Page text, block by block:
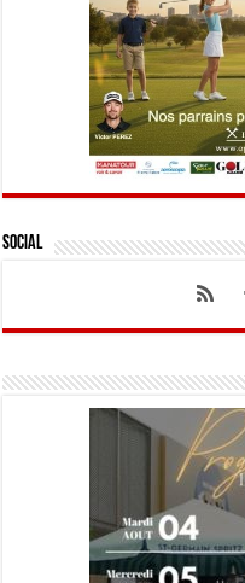
Social